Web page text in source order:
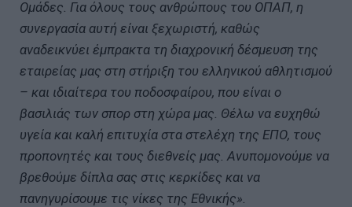
Ομάδες. Για όλους τους ανθρώπους του ΟΠΑΠ, η
συνεργασία αυτή είναι ξεχωριστή, καθώς
αναδεικνύει έμπρακτα τη διαχρονική δέσμευση της
εταιρείας μας στη στήριξη του ελληνικού αθλητισμού
– και ιδιαίτερα του ποδοσφαίρου, που είναι ο
βασιλιάς των σπορ στη χώρα μας. Θέλω να ευχηθώ
υγεία και καλή επιτυχία στα στελέχη της ΕΠΟ, τους
προπονητές και τους διεθνείς μας. Ανυπομονούμε να
βρεθούμε δίπλα σας στις κερκίδες και να
πανηγυρίσουμε τις νίκες της Εθνικής».